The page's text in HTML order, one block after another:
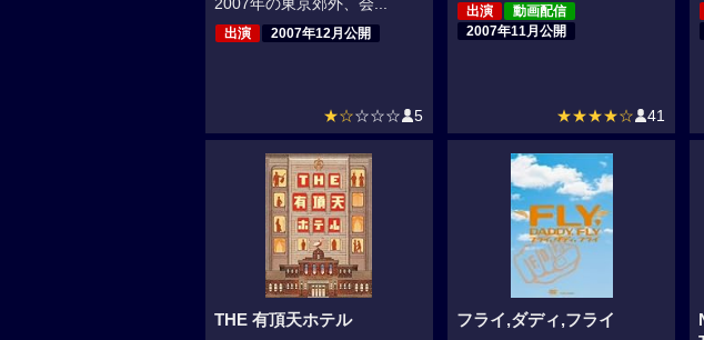
2007年の東京郊外、会...
出演 2007年12月公開
★☆☆☆☆ 5
出演
動画配信
2007年11月公開
★★★★☆ 41
THE 有頂天ホテル フライ,ダディ,フライ